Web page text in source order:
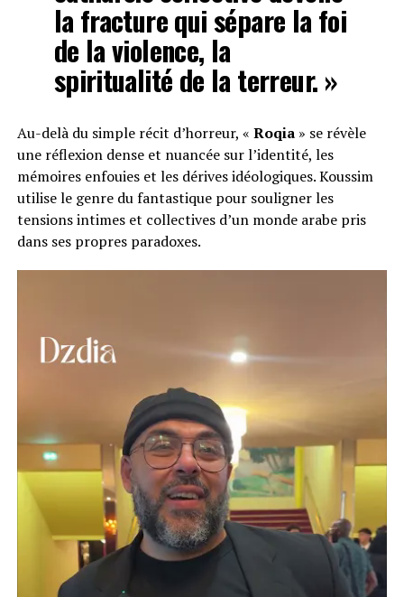
la fracture qui sépare la foi
de la violence, la
spiritualité de la terreur. »
Au-delà du simple récit d’horreur, « Roqia» se révèle
une réflexion dense et nuancée sur l’identité, les
mémoires enfouies et les dérives idéologiques. Koussim
utilise le genre du fantastique pour souligner les
tensions intimes et collectives d’un monde arabe pris
dans ses propres paradoxes.